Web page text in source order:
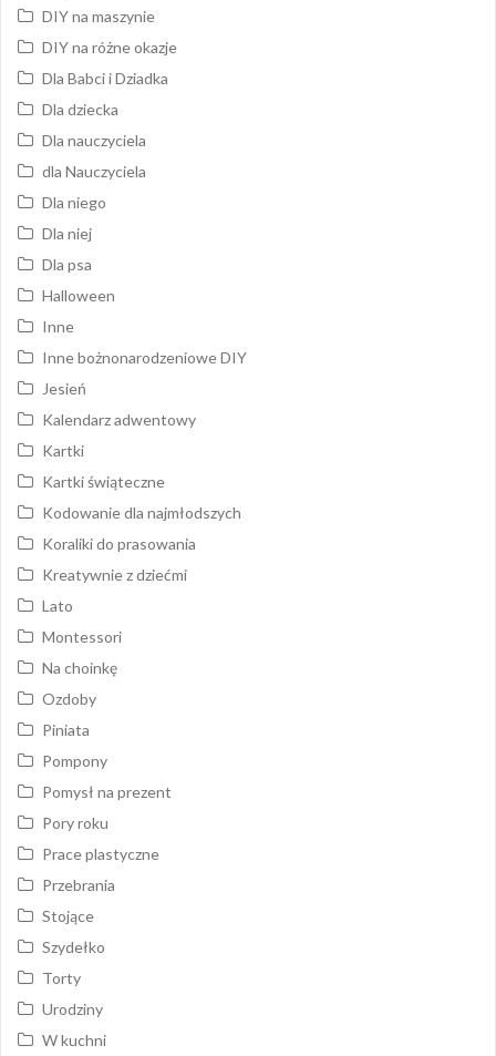
DIY na maszynie
DIY na różne okazje
Dla Babci i Dziadka
Dla dziecka
Dla nauczyciela
dla Nauczyciela
Dla niego
Dla niej
Dla psa
Halloween
Inne
Inne bożnonarodzeniowe DIY
Jesień
Kalendarz adwentowy
Kartki
Kartki świąteczne
Kodowanie dla najmłodszych
Koraliki do prasowania
Kreatywnie z dziećmi
Lato
Montessori
Na choinkę
Ozdoby
Piniata
Pompony
Pomysł na prezent
Pory roku
Prace plastyczne
Przebrania
Stojące
Szydełko
Torty
Urodziny
W kuchni